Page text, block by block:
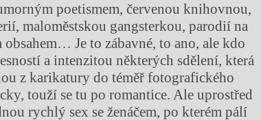
poetismem, červenou knihovnou,
maloměstskou gangsterkou, parodií na
Je to zábavné, to ano, ale kdo
a intenzitou některých sdělení, která
z karikatury do téměř fotografického
touží se tu po romantice. Ale uprostřed
rychlý sex se ženáčem, po kterém pálí